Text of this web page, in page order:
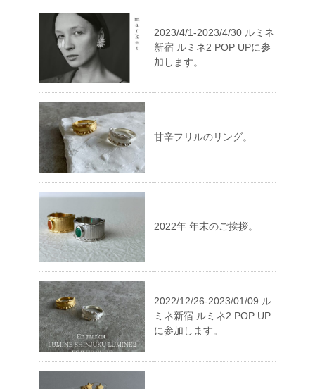
2023/4/1-2023/4/30 ルミネ
新宿 ルミネ2 POP UPに参
加します。
甘辛フリルのリング。
2022年 年末のご挨拶。
2022/12/26-2023/01/09 ル
ミネ新宿 ルミネ2 POP UP
に参加します。